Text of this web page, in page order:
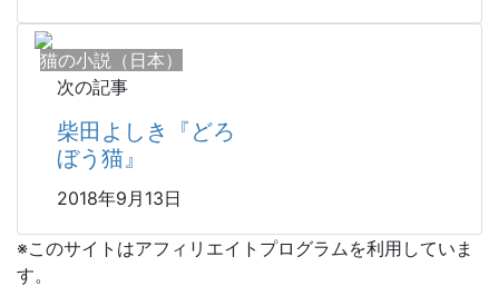
猫の小説（日本）
次の記事
柴田よしき『どろ
ぼう猫』
2018年9月13日
※このサイトはアフィリエイトプログラムを利用していま
す。